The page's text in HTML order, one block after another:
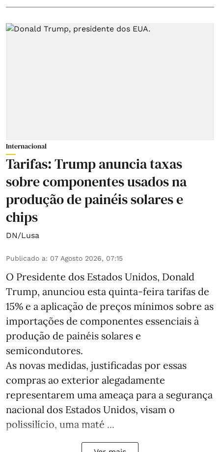
Internacional
Tarifas: Trump anuncia taxas
sobre componentes usados na
produção de painéis solares e
chips
DN/Lusa
Publicado a: 07 Agosto 2026, 07:15
O Presidente dos Estados Unidos, Donald
Trump, anunciou esta quinta-feira tarifas de
15% e a aplicação de preços mínimos sobre as
importações de componentes essenciais à
produção de painéis solares e
semicondutores.
As novas medidas, justificadas por essas
compras ao exterior alegadamente
representarem uma ameaça para a segurança
nacional dos Estados Unidos, visam o
polissilício, uma maté ...